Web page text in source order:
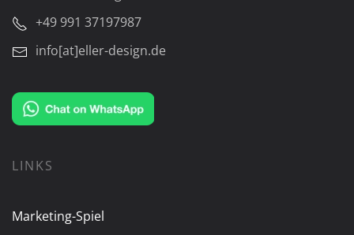
+49 991 37197987
info[at]eller-design.de
LINKS
Marketing-Spiel